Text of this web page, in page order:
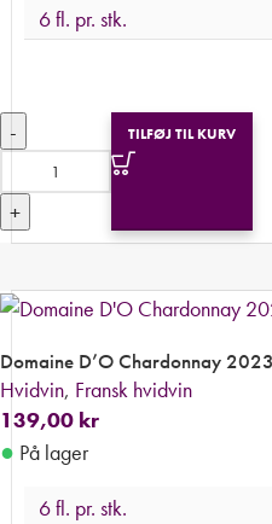
6 fl. pr. stk.
-
+
TILFØJ TIL KURV
Domaine D’O Chardonnay 2023
Hvidvin, Fransk hvidvin
139,00 kr
● På lager
6 fl. pr. stk.